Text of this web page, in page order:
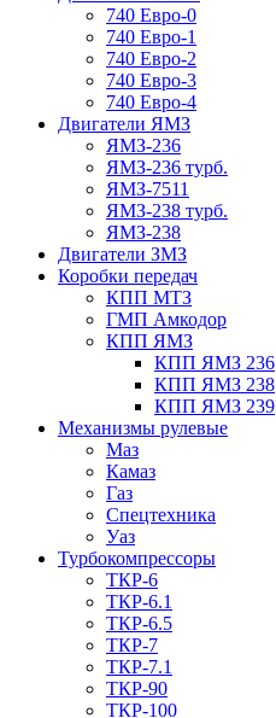
740 Евро-0
740 Евро-1
740 Евро-2
740 Евро-3
740 Евро-4
Двигатели ЯМЗ
ЯМЗ-236
ЯМЗ-236 турб.
ЯМЗ-7511
ЯМЗ-238 турб.
ЯМЗ-238
Двигатели ЗМЗ
Коробки передач
КПП МТЗ
ГМП Амкодор
КПП ЯМЗ
КПП ЯМЗ 236
КПП ЯМЗ 238
КПП ЯМЗ 239
Механизмы рулевые
Маз
Камаз
Газ
Спецтехника
Уаз
Турбокомпрессоры
ТКР-6
ТКР-6.1
ТКР-6.5
ТКР-7
ТКР-7.1
ТКР-90
ТКР-100